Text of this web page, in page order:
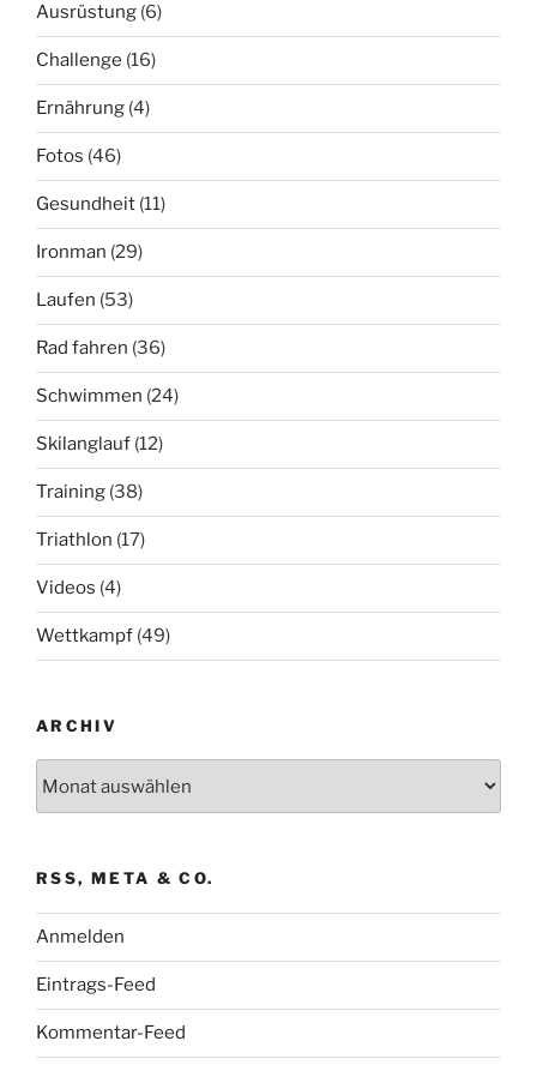
Ausrüstung (6)
Challenge (16)
Ernährung (4)
Fotos (46)
Gesundheit (11)
Ironman (29)
Laufen (53)
Rad fahren (36)
Schwimmen (24)
Skilanglauf (12)
Training (38)
Triathlon (17)
Videos (4)
Wettkampf (49)
ARCHIV
RSS, META & CO.
Anmelden
Eintrags-Feed
Kommentar-Feed